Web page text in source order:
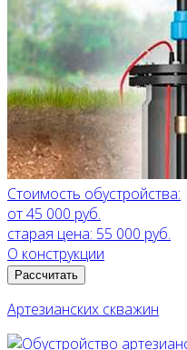
Стоимость обустройства:
от 45 000 руб.
старая цена: 55 000 руб.
О конструкции
Рассчитать
Артезианских скважин